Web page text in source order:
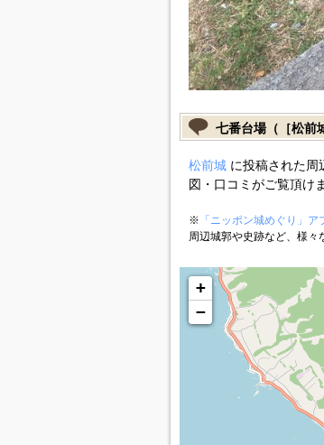
七番台場（［松前
松前城に投稿された周
図・口コミがご覧頂けま
※ 「ニッポン城めぐり」ア
周辺城郭や史跡など、様々
+
−